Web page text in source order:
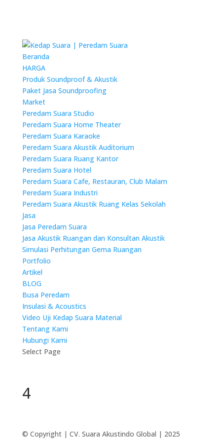
Beranda
HARGA
Produk Soundproof & Akustik
Paket Jasa Soundproofing
Market
Peredam Suara Studio
Peredam Suara Home Theater
Peredam Suara Karaoke
Peredam Suara Akustik Auditorium
Peredam Suara Ruang Kantor
Peredam Suara Hotel
Peredam Suara Cafe, Restauran, Club Malam
Peredam Suara Industri
Peredam Suara Akustik Ruang Kelas Sekolah
Jasa
Jasa Peredam Suara
Jasa Akustik Ruangan dan Konsultan Akustik
Simulasi Perhitungan Gema Ruangan
Portfolio
Artikel
BLOG
Busa Peredam
Insulasi & Acoustics
Video Uji Kedap Suara Material
Tentang Kami
Hubungi Kami
Select Page
4
© Copyright | CV. Suara Akustindo Global | 2025